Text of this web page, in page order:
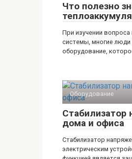
Что полезно
При изучении
системы, многие
оборудование,
Оборудование
Стабилизатор
дома и офиса
Стабилизатор
электрическим